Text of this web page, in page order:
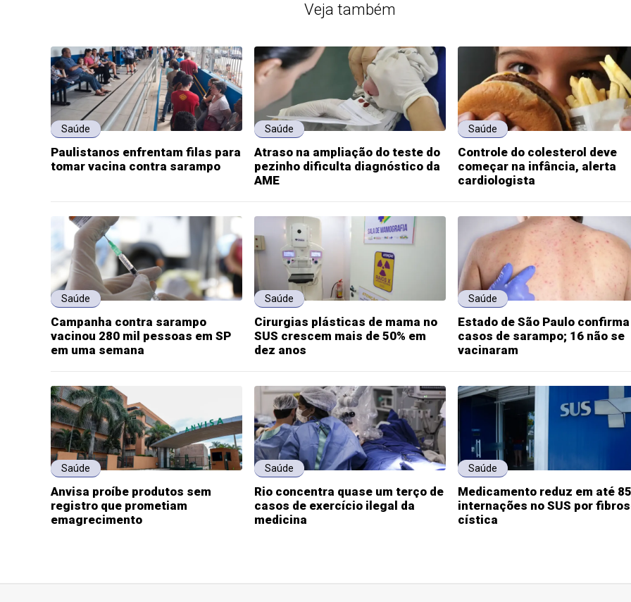
Veja também
Saúde
Paulistanos enfrentam filas para
tomar vacina contra sarampo
Saúde
Atraso na ampliação do teste do
pezinho dificulta diagnóstico da
AME
Saúde
Controle do colesterol deve
começar na infância, alerta
cardiologista
Saúde
Campanha contra sarampo
vacinou 280 mil pessoas em SP
em uma semana
Saúde
Cirurgias plásticas de mama no
SUS crescem mais de 50% em
dez anos
Saúde
Estado de São Paulo confirma
casos de sarampo; 16 não se
vacinaram
Saúde
Anvisa proíbe produtos sem
registro que prometiam
emagrecimento
Saúde
Rio concentra quase um terço de
casos de exercício ilegal da
medicina
Saúde
Medicamento reduz em até
internações no SUS por
cística